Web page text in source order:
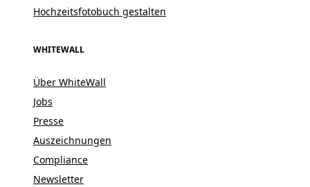
Hochzeitsfotobuch gestalten
WHITEWALL
Über WhiteWall
Jobs
Presse
Auszeichnungen
Compliance
Newsletter